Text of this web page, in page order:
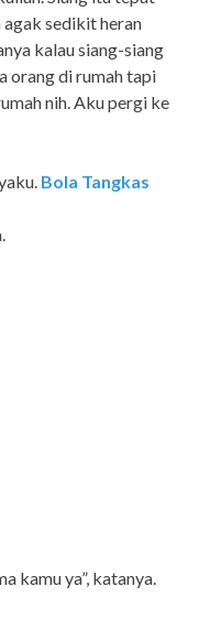
agak sedikit heran
kalau siang-siang
orang di rumah tapi
nih. Aku pergi ke
Bola Tangkas
kamu ya”, katanya.